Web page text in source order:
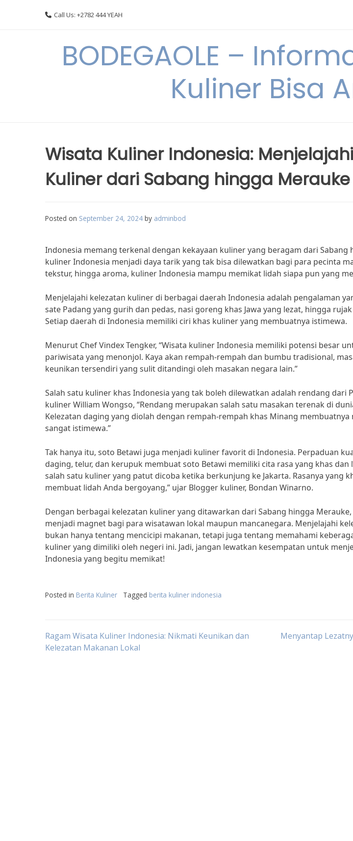
Call Us: +2782 444 YEAH
BODEGAOLE –
Kuliner Bisa
Wisata Kuliner Indonesia:
Kuliner dari Sabang hingga Merauke
Posted on September 24, 2024 by adminbod
Indonesia memang terkenal dengan kekayaan kuliner yang beragam dari Sabang
kuliner Indonesia menjadi daya tarik yang tak bisa dilewatkan bagi para pecinta
tekstur, hingga aroma, kuliner Indonesia mampu memikat lidah siapa pun yang
Menjelajahi kelezatan kuliner di berbagai daerah Indonesia adalah pengalaman
sate Padang yang gurih dan pedas, nasi goreng khas Jawa yang lezat, hingga
Setiap daerah di Indonesia memiliki ciri khas kuliner yang membuatnya istimewa.
Menurut Chef Vindex Tengker, “Wisata kuliner Indonesia memiliki potensi besar
pariwisata yang menonjol. Kaya akan rempah-rempah dan bumbu tradisional,
keunikan tersendiri yang sulit ditandingi oleh masakan negara lain.”
Salah satu kuliner khas Indonesia yang tak boleh dilewatkan adalah rendang dari
kuliner William Wongso, “Rendang merupakan salah satu masakan terenak di
Kelezatan daging yang diolah dengan rempah-rempah khas Minang
sangat istimewa.”
Tak hanya itu, soto Betawi juga menjadi kuliner favorit di Indonesia. Perpaduan
daging, telur, dan kerupuk membuat soto Betawi memiliki cita rasa yang khas dan
salah satu kuliner yang patut dicoba ketika berkunjung ke Jakarta. Rasanya yang
membuat lidah Anda bergoyang,” ujar Blogger kuliner, Bondan Winarno.
Dengan berbagai kelezatan kuliner yang ditawarkan dari Sabang hingga
menjadi magnet bagi para wisatawan lokal maupun mancanegara. Menjelajahi
bukan hanya tentang mencicipi makanan, tetapi juga tentang memahami
kuliner yang dimiliki oleh negeri ini. Jadi, jangan lewatkan kesempatan untuk
Indonesia yang begitu memikat!
Posted in Berita Kuliner Tagged berita kuliner indonesia
Post
Ragam Wisata Kuliner Indonesia: Nikmati Keunikan dan
Kelezatan Makanan Lokal
Menyantap